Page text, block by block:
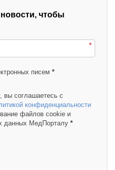
чтобы
*
писем *
вы соглашаетесь с
конфиденциальности
файлов cookie и
данных МедПорталу *